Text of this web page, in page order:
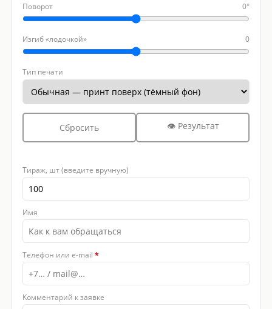
Поворот 0°
Изгиб «лодочкой» 0
Тип печати
Сбросить 👁 Результат
Тираж, шт (введите вручную)
Имя
Телефон или e-mail *
Комментарий к заявке